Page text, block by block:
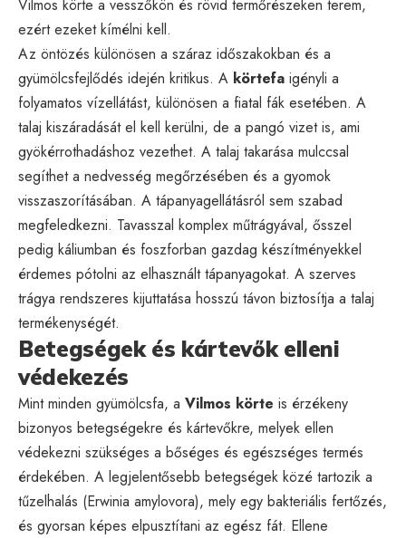
Vilmos körte a vesszőkön és rövid termőrészeken terem,
ezért ezeket kímélni kell.
Az öntözés különösen a száraz időszakokban és a
gyümölcsfejlődés idején kritikus. A körtefa igényli a
folyamatos vízellátást, különösen a fiatal fák esetében. A
talaj kiszáradását el kell kerülni, de a pangó vizet is, ami
gyökérrothadáshoz vezethet. A talaj takarása mulccsal
segíthet a nedvesség megőrzésében és a gyomok
visszaszorításában. A tápanyagellátásról sem szabad
megfeledkezni. Tavasszal komplex műtrágyával, ősszel
pedig káliumban és foszforban gazdag készítményekkel
érdemes pótolni az elhasznált tápanyagokat. A szerves
trágya rendszeres kijuttatása hosszú távon biztosítja a talaj
termékenységét.
Betegségek és kártevők elleni
védekezés
Mint minden gyümölcsfa, a Vilmos körte is érzékeny
bizonyos betegségekre és kártevőkre, melyek ellen
védekezni szükséges a bőséges és egészséges termés
érdekében. A legjelentősebb betegségek közé tartozik a
tűzelhalás (Erwinia amylovora), mely egy bakteriális fertőzés,
és gyorsan képes elpusztítani az egész fát. Ellene